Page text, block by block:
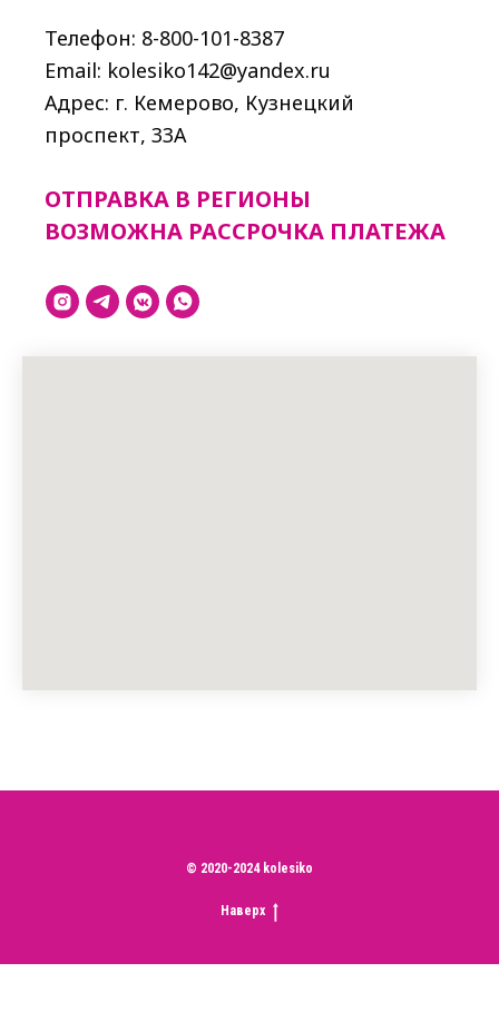
Телефон: 8-800-101-8387
Email: kolesiko142@yandex.ru
Адрес: г. Кемерово, Кузнецкий
проспект, 33A
ОТПРАВКА В РЕГИОНЫ
ВОЗМОЖНА РАССРОЧКА ПЛАТЕЖА
© 2020-2024 kolesiko
Наверх